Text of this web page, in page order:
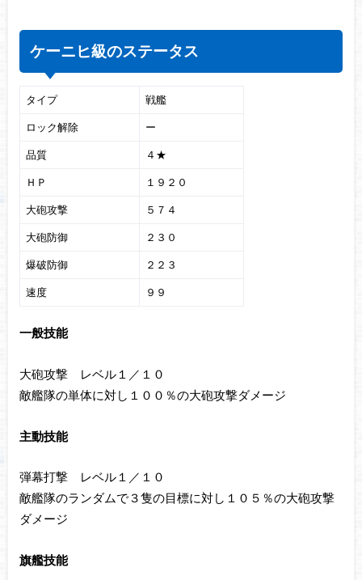
ケーニヒ級のステータス
タイプ 戦艦
ロック解除 ー
品質 ４★
ＨＰ １９２０
大砲攻撃 ５７４
大砲防御 ２３０
爆破防御 ２２３
速度 ９９
一般技能
大砲攻撃 レベル１／１０
敵艦隊の単体に対し１００％の大砲攻撃ダメージ
主動技能
弾幕打撃 レベル１／１０
敵艦隊のランダムで３隻の目標に対し１０５％の大砲攻撃
ダメージ
旗艦技能